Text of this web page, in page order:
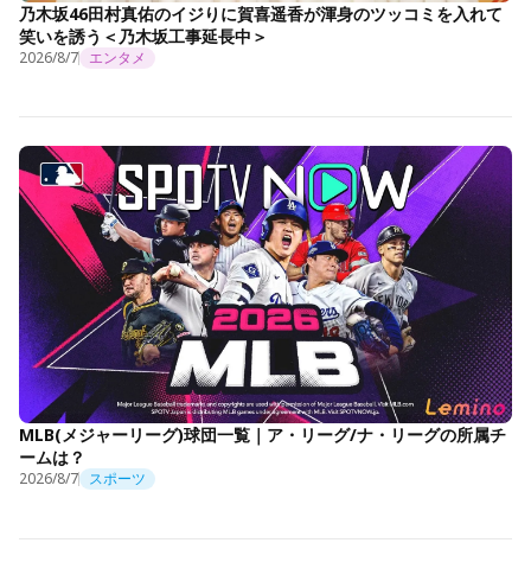
乃木坂46田村真佑のイジりに賀喜遥香が渾身のツッコミを入れて
笑いを誘う＜乃木坂工事延長中＞
2026/8/7 エンタメ
MLB(メジャーリーグ)球団一覧｜ア・リーグ/ナ・リーグの所属チ
ームは？
2026/8/7 スポーツ